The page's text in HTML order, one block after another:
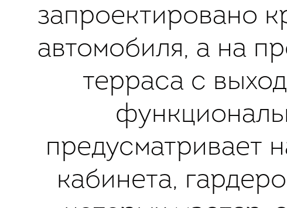
запроектировано
автомобиля, а на
терраса с
предусматривает
кабинета,